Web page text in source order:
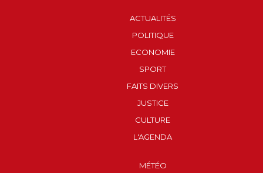
ACTUALITÉS
POLITIQUE
ECONOMIE
SPORT
FAITS DIVERS
JUSTICE
CULTURE
L'AGENDA
MÉTÉO